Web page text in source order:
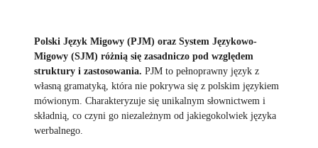
Polski Język Migowy (PJM) oraz System Językowo-
Migowy (SJM) różnią się zasadniczo pod względem
struktury i zastosowania. PJM to pełnoprawny język z
własną gramatyką, która nie pokrywa się z polskim językiem
mówionym. Charakteryzuje się unikalnym słownictwem i
składnią, co czyni go niezależnym od jakiegokolwiek języka
werbalnego.